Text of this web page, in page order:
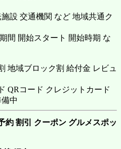
設 交通機関 など 地域共通ク
間 開始スタート 開始時期 な
地域ブロック割 給付金 レビュ
QRコード クレジットカード
中
約 割引 クーポン グルメスポッ